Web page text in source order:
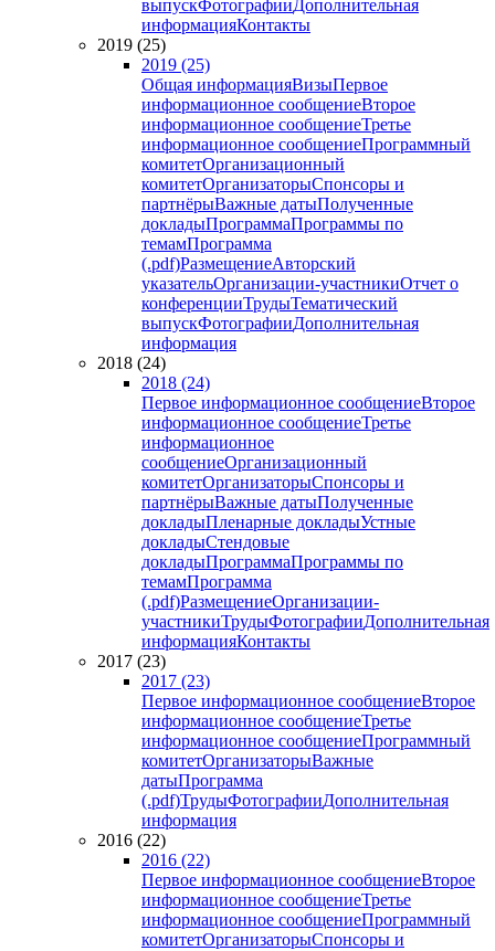
выпускФотографииДополнительная
информацияКонтакты
2019 (25)
2019 (25)
Общая информацияВизыПервое
информационное сообщениеВторое
информационное сообщениеТретье
информационное сообщениеПрограммный
комитетОрганизационный
комитетОрганизаторыСпонсоры и
партнёрыВажные датыПолученные
докладыПрограммаПрограммы по
темамПрограмма
(.pdf)РазмещениеАвторский
указательОрганизации-участникиОтчет о
конференцииТрудыТематический
выпускФотографииДополнительная
информация
2018 (24)
2018 (24)
Первое информационное сообщениеВторое
информационное сообщениеТретье
информационное
сообщениеОрганизационный
комитетОрганизаторыСпонсоры и
партнёрыВажные датыПолученные
докладыПленарные докладыУстные
докладыСтендовые
докладыПрограммаПрограммы по
темамПрограмма
(.pdf)РазмещениеОрганизации-
участникиТрудыФотографииДополнительная
информацияКонтакты
2017 (23)
2017 (23)
Первое информационное сообщениеВторое
информационное сообщениеТретье
информационное сообщениеПрограммный
комитетОрганизаторыВажные
датыПрограмма
(.pdf)ТрудыФотографииДополнительная
информация
2016 (22)
2016 (22)
Первое информационное сообщениеВторое
информационное сообщениеТретье
информационное сообщениеПрограммный
комитетОрганизаторыСпонсоры и